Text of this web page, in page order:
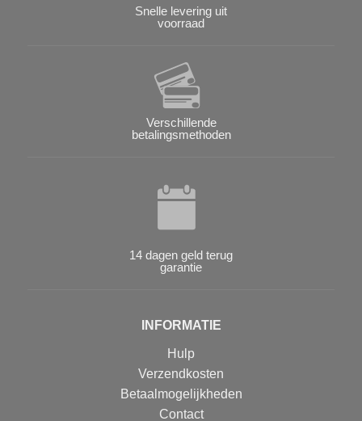
Snelle levering uit
voorraad
Verschillende
betalingsmethoden
14 dagen geld terug
garantie
INFORMATIE
Hulp
Verzendkosten
Betaalmogelijkheden
Contact